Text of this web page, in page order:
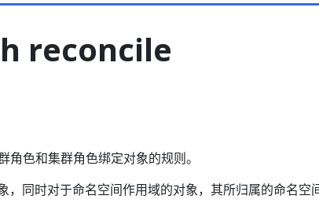
reconcile
角色和集群角色绑定对象的规则。
，同时对于命名空间作用域的对象，其所归属的命名空